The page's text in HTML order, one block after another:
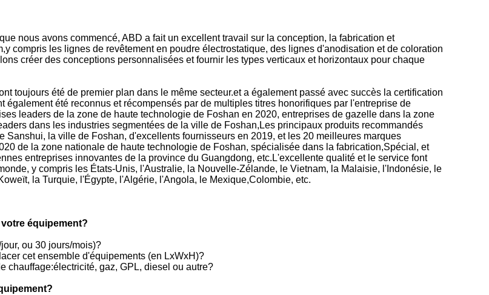
nous avons commencé, ABD a fait un excellent travail sur la conception, la fabrication et
compris les lignes de revêtement en poudre électrostatique, des lignes d'anodisation et de coloration
créer des conceptions personnalisées et fournir les types verticaux et horizontaux pour chaque
toujours été de premier plan dans le même secteur.et a également passé avec succès la certification
été reconnus et récompensés par de multiples titres honorifiques par l'entreprise de
leaders de la zone de haute technologie de Foshan en 2020, entreprises de gazelle dans la zone
dans les industries segmentées de la ville de Foshan,Les principaux produits recommandés
la ville de Foshan, d'excellents fournisseurs en 2019, et les 20 meilleures marques
de la zone nationale de haute technologie de Foshan, spécialisée dans la fabrication,Spécial, et
entreprises innovantes de la province du Guangdong, etc.L'excellente qualité et le service font
y compris les États-Unis, l'Australie, la Nouvelle-Zélande, le Vietnam, la Malaisie, l'Indonésie, le
la Turquie, l'Égypte, l'Algérie, l'Angola, le Mexique,Colombie, etc.
équipement?
ou 30 jours/mois)?
cet ensemble d'équipements (en LxWxH)?
chauffage:électricité, gaz, GPL, diesel ou autre?